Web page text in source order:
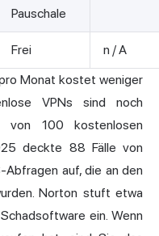
Pauschale
Frei
n / A
Monat kostet weniger
VPNs sind noch
von 100 kostenlosen
deckte 88 Fälle von
auf, die an den
Norton stuft etwa
ein. Wenn